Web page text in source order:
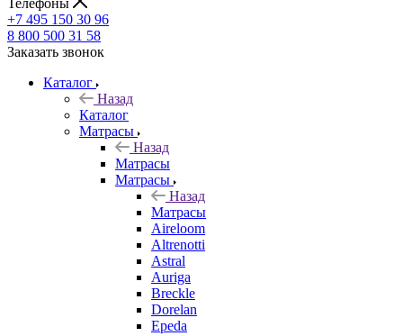
Телефоны
+7 495 150 30 96
8 800 500 31 58
Заказать звонок
Каталог
Назад
Каталог
Матрасы
Назад
Матрасы
Матрасы
Назад
Матрасы
Aireloom
Altrenotti
Astral
Auriga
Breckle
Dorelan
Epeda